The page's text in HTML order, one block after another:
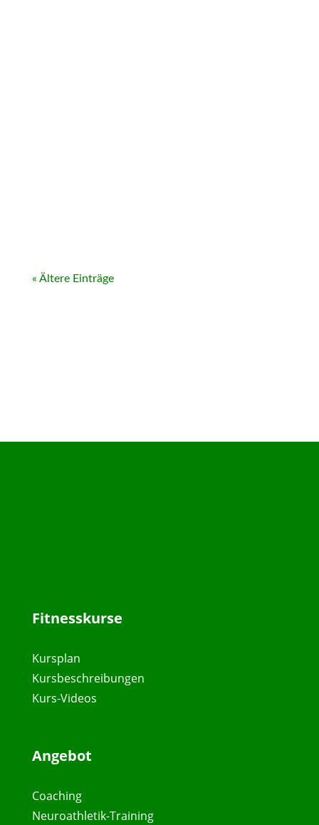
« Ältere Einträge
Fitnesskurse
Kursplan
Kursbeschreibungen
Kurs-Videos
Angebot
Coaching
Neuroathletik-Training